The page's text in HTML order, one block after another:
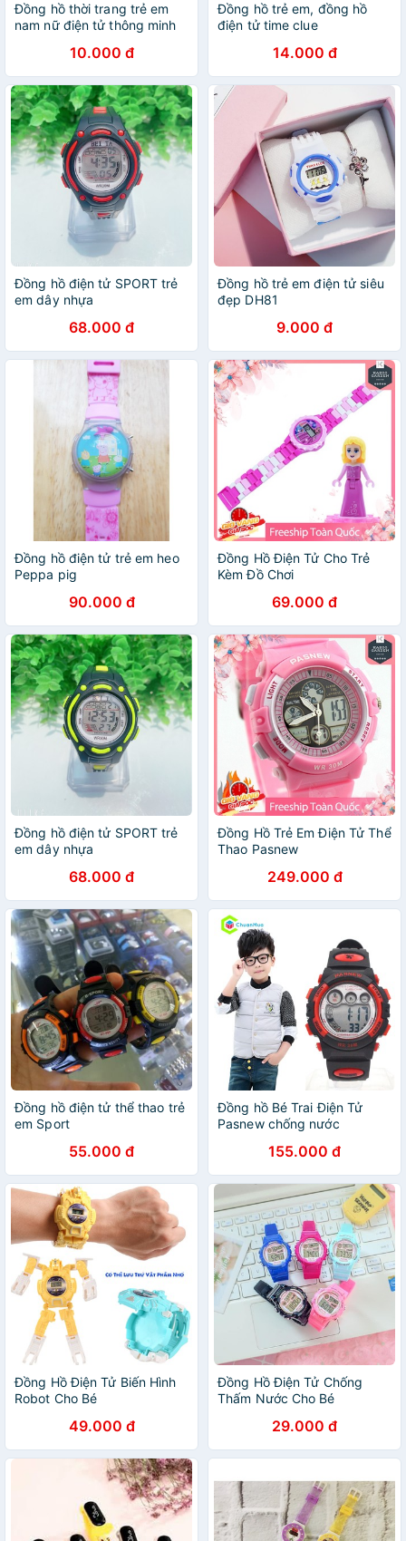
Đồng hồ thời trang trẻ em
nam nữ điện tử thông minh
10.000 đ
Đồng hồ trẻ em, đồng hồ
điện tử time clue
14.000 đ
Đồng hồ điện tử SPORT trẻ
em dây nhựa
68.000 đ
Đồng hồ trẻ em điện tử siêu
đẹp DH81
9.000 đ
Đồng hồ điện tử trẻ em heo
Peppa pig
90.000 đ
Đồng Hồ Điện Tử Cho Trẻ
Kèm Đồ Chơi
69.000 đ
Đồng hồ điện tử SPORT trẻ
em dây nhựa
68.000 đ
Đồng Hồ Trẻ Em Điện Tử Thể
Thao Pasnew
249.000 đ
Đồng hồ điện tử thể thao trẻ
em Sport
55.000 đ
Đồng hồ Bé Trai Điện Tử
Pasnew chống nước
155.000 đ
Đồng Hồ Điện Tử Biến Hình
Robot Cho Bé
49.000 đ
Đồng Hồ Điện Tử Chống
Thấm Nước Cho Bé
29.000 đ